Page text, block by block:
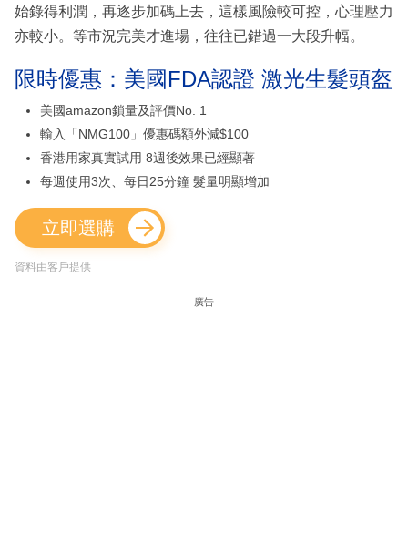
始錄得利潤，再逐步加碼上去，這樣風險較可控，心理壓力
亦較小。等市況完美才進場，往往已錯過一大段升幅。
限時優惠：美國FDA認證 激光生髮頭盔
美國amazon鎖量及評價No. 1
輸入「NMG100」優惠碼額外減$100
香港用家真實試用 8週後效果已經顯著
每週使用3次、每日25分鐘 髮量明顯增加
立即選購
資料由客戶提供
廣告